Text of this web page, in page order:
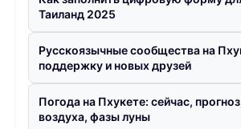
Таиланд 2025
Русскоязычные сообщества на
поддержку и новых друзей
Погода на Пхукете: сейчас,
воздуха, фазы луны